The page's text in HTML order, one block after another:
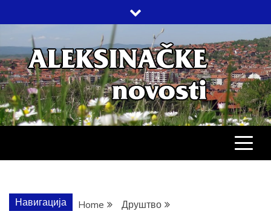
to
content
НОВОСТИ
ДРУШТВО, КУЛТУРА, ЕКОНОМИЈА,
СПОРТ, ПОСЛОВНИ ИМЕНИК,
Навигација Home
Друштво